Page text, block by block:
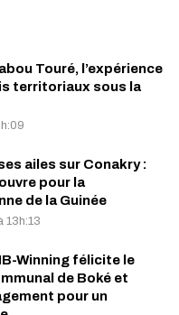
Touré, l’expérience
territoriaux sous la
ailes sur Conakry :
pour la
de la Guinée
13h:13
Winning félicite le
de Boké et
pour un